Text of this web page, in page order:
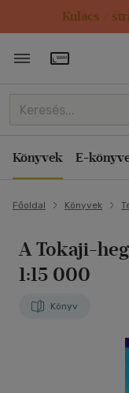
Kulacs /
Könyvek E-
Főoldal Könyvek
A Tokaji-
1:15 000
Könyv